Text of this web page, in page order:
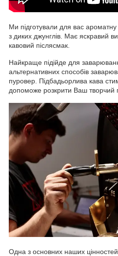
Ми підготували для вас ароматну
з диких джунглів. Має яскравий
кавовий післясмак.
Найкраще підійде для
альтернативних способів
пуровер. Підбадьорлива кава
допоможе розкрити Ваш творчий
Одна з основних наших цінностей